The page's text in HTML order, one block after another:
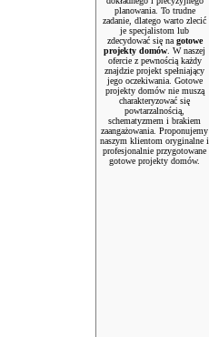
planowania. To trudne
zadanie, dlatego warto zlecić
je specjalistom lub
zdecydować się na gotowe
projekty domów . W naszej
ofercie z pewnością każdy
znajdzie projekt spełniający
jego oczekiwania. Gotowe
projekty domów nie muszą
charakteryzować się
powtarzalnością,
schematyzmem i brakiem
zaangażowania. Proponujemy
naszym klientom oryginalne i
profesjonalnie przygotowane
gotowe projekty domów.